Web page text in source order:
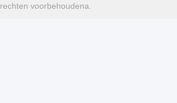
rechten voorbehoudena.